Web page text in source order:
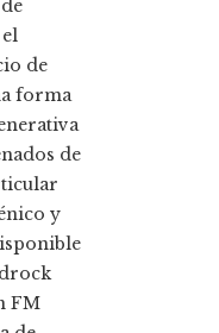
de
forma
de
y
FM